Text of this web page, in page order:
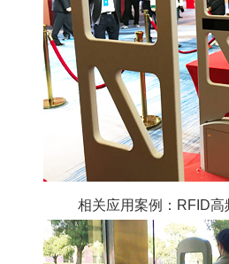
相关应用案例：RFID